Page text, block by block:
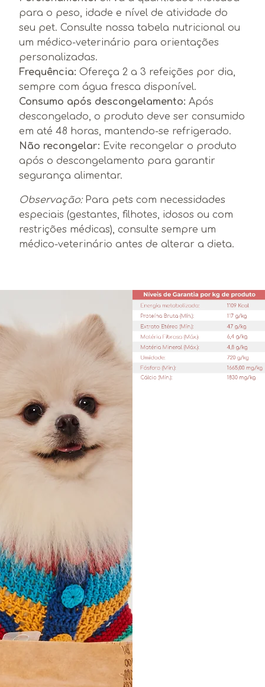
para o peso, idade e nível de atividade do
seu pet. Consulte nossa tabela nutricional ou
um médico-veterinário para orientações
personalizadas.
Frequência: Ofereça 2 a 3 refeições por dia,
sempre com água fresca disponível.
Consumo após descongelamento: Após
descongelado, o produto deve ser consumido
em até 48 horas, mantendo-se refrigerado.
Não recongelar: Evite recongelar o produto
após o descongelamento para garantir
segurança alimentar.
Observação:Para pets com necessidades
especiais (gestantes, filhotes, idosos ou com
restrições médicas), consulte sempre um
médico-veterinário antes de alterar a dieta.